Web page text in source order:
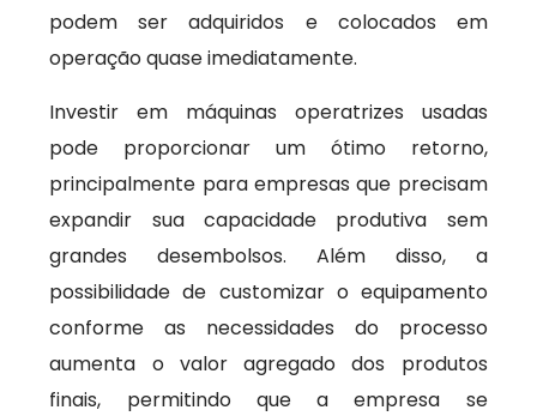
podem ser adquiridos e colocados em
operação quase imediatamente.
Investir em máquinas operatrizes usadas
pode proporcionar um ótimo retorno,
principalmente para empresas que precisam
expandir sua capacidade produtiva sem
grandes desembolsos. Além disso, a
possibilidade de customizar o equipamento
conforme as necessidades do processo
aumenta o valor agregado dos produtos
finais, permitindo que a empresa se